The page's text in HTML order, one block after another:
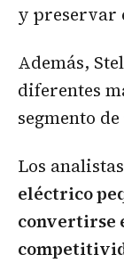
y preservar
Además,
diferentes
segmento
Los
eléctrico
convertirse